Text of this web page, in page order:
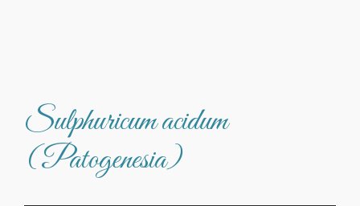
Sulphuricum acidum
(Patogenesia)